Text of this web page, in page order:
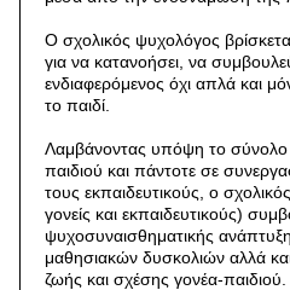
Ο σχολικός ψυχολόγος
για να κατανοήσει, να
ενδιαφερόμενος όχι απλά και
το παιδί.
Λαμβάνοντας υπόψη το
παιδιού και πάντοτε σε
τους εκπαιδευτικούς, ο
γονείς και εκπαιδευτικούς)
ψυχοσυναισθηματικής
μαθησιακών δυσκολιών αλλά
ζωής και σχέσης γονέα-παιδιού.